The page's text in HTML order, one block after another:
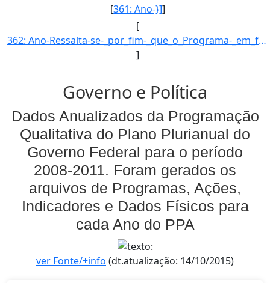
[361: Ano-}]]
[
362: Ano-Ressalta-se-_por_fim-_que_o_Programa-_em_funcao_de_seus_objetivos_precipuos-_apoia-_tambem-_empr]
]
Governo e Política
Dados Anualizados da Programação
Qualitativa do Plano Plurianual do
Governo Federal para o período
2008-2011. Foram gerados os
arquivos de Programas, Ações,
Indicadores e Dados Físicos para
cada Ano do PPA
ver Fonte/+info (dt.atualização: 14/10/2015)